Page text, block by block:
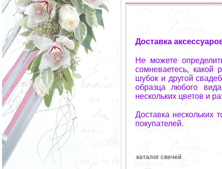
Доставка
Не можете
сомневаетесь, какой
шубок и другой
образца любого
нескольких цветов и
Доставка нескольких
покупателей.
каталог свечей